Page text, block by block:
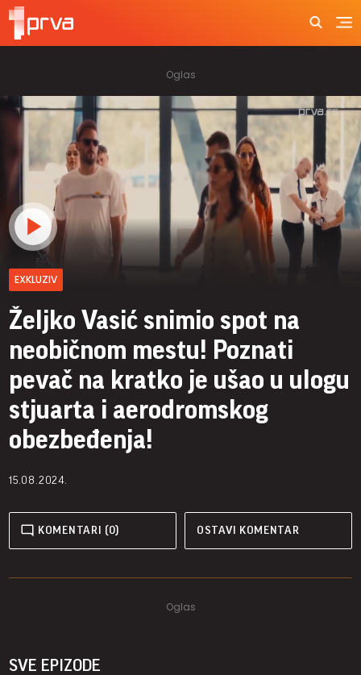
EXKLUZIV
Željko Vasić snimio spot na
neobičnom mestu! Poznati
pevač na kratko je ušao u ulogu
stjuarta i aerodromskog
obezbeđenja!
15.08.2024.
KOMENTARI (0) OSTAVI KOMENTAR
SVE EPIZODE